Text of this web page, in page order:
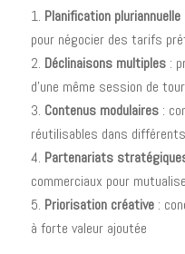
Planification pluriannuelle
pour négocier des tarifs
Déclinaisons multiples:
d'une même session de
Contenus modulaires:
réutilisables dans
Partenariats
commerciaux pour
Priorisation créative:
à forte valeur ajoutée